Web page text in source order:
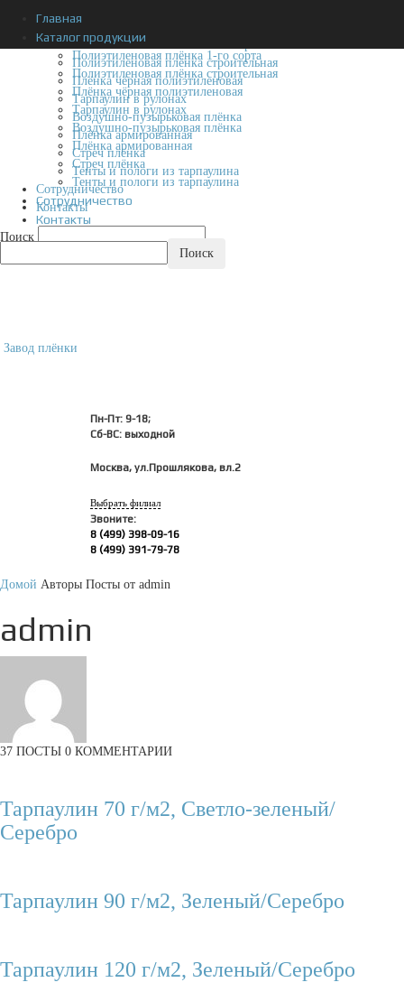
Каталог продукции
Полиэтиленовая плёнка 1-го сорта
Полиэтиленовая плёнка строительная
Плёнка чёрная полиэтиленовая
Тарпаулин в рулонах
Воздушно-пузырьковая плёнка
Плёнка армированная
Стреч плёнка
Тенты и пологи из тарпаулина
Сотрудничество
Контакты
Поиск
Завод плёнки
Пн-Пт: 9-18;
Сб-ВС: выходной
Москва, ул.Прошлякова, вл.2
Выбрать филиал
Звоните:
8 (499) 398-09-16
8 (499) 391-79-78
Главная
Каталог продукции
Полиэтиленовая плёнка 1-го сорта
Полиэтиленовая плёнка строительная
Плёнка чёрная полиэтиленовая
Тарпаулин в рулонах
Воздушно-пузырьковая плёнка
Плёнка армированная
Стреч плёнка
Тенты и пологи из тарпаулина
Сотрудничество
Контакты
Домой Авторы Посты от admin
admin
37 ПОСТЫ 0 КОММЕНТАРИИ
Тарпаулин 70 г/м2, Светло-зеленый/
Серебро
Тарпаулин 90 г/м2, Зеленый/Серебро
Тарпаулин 120 г/м2, Зеленый/Серебро